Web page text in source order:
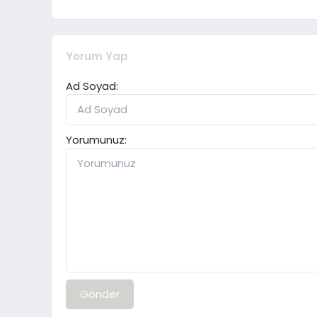
Yorum Yap
Ad Soyad:
Yorumunuz:
Gönder